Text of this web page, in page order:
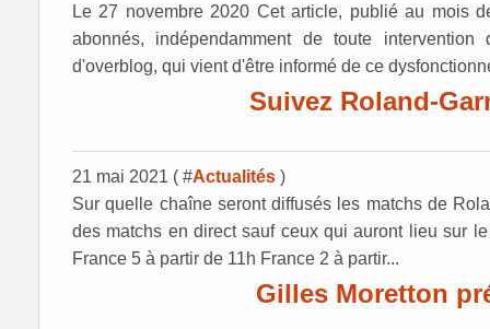
Le 27 novembre 2020 Cet article, publié au mois
abonnés, indépendamment de toute
d'overblog, qui vient d'être informé de ce
Suivez Roland-
21 mai 2021 ( #Actualités )
Sur quelle chaîne seront diffusés les matchs de
des matchs en direct sauf ceux qui auront lieu sur
France 5 à partir de 11h France 2 à partir...
Gilles Moretton